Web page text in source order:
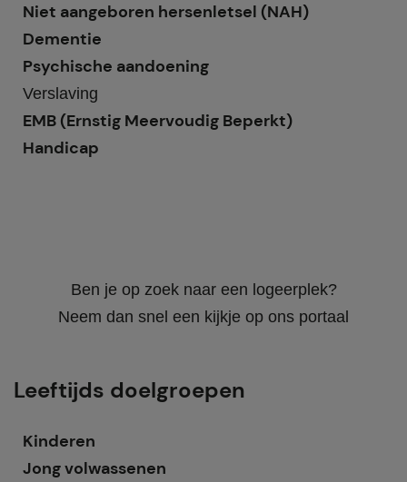
Niet aangeboren hersenletsel (NAH)
Dementie
Psychische aandoening
Verslaving
EMB (Ernstig Meervoudig Beperkt)
Handicap
Ben je op zoek naar een logeerplek?
Neem dan snel een kijkje op ons portaal
Leeftijds doelgroepen
Kinderen
Jong volwassenen